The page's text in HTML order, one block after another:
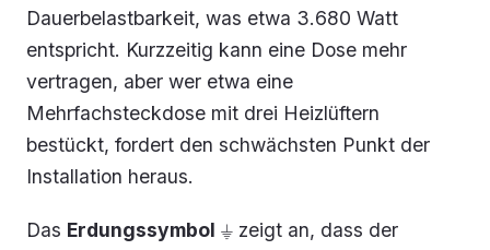
Dauerbelastbarkeit, was etwa 3.680 Watt
entspricht. Kurzzeitig kann eine Dose mehr
vertragen, aber wer etwa eine
Mehrfachsteckdose mit drei Heizlüftern
bestückt, fordert den schwächsten Punkt der
Installation heraus.
Das Erdungssymbol ⏚ zeigt an, dass der